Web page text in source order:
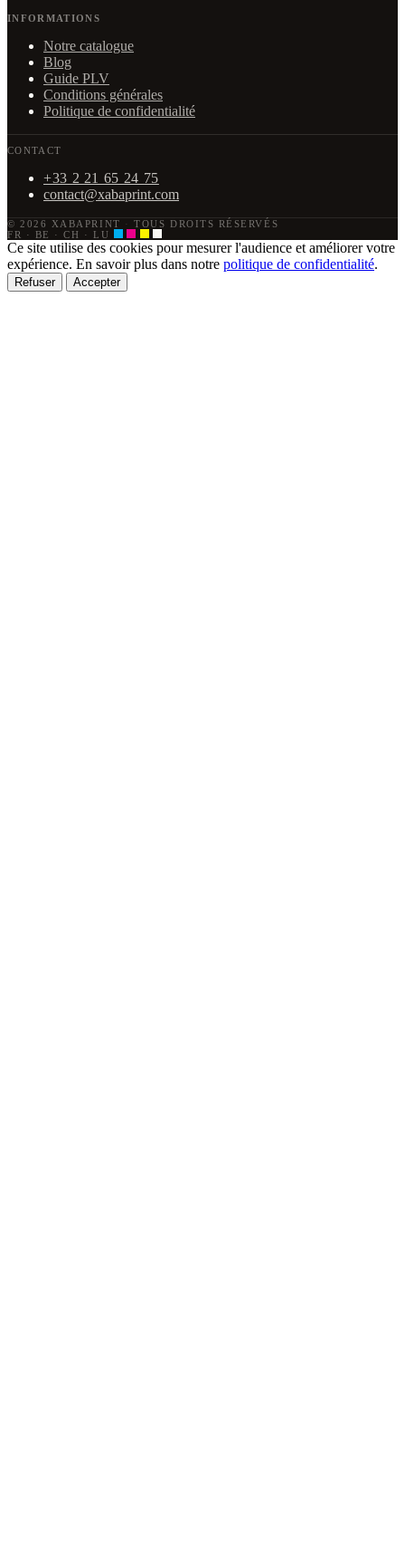
INFORMATIONS
Notre catalogue
Blog
Guide PLV
Conditions générales
Politique de confidentialité
CONTACT
+33 2 21 65 24 75
contact@xabaprint.com
© 2026 XABAPRINT ·
TOUS DROITS RÉSERVÉS
FR · BE · CH · LU
Ce site utilise des cookies pour mesurer l'audience et améliorer votre
expérience. En savoir plus dans notre politique de confidentialité.
Refuser Accepter